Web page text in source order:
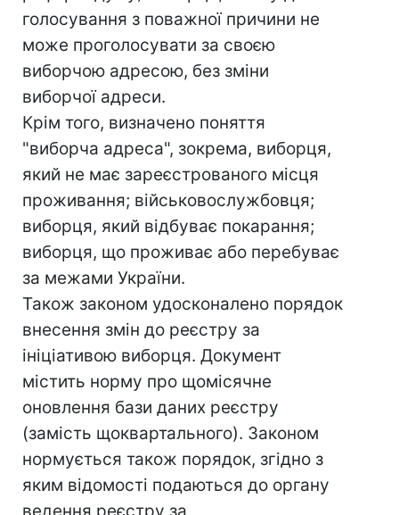
голосування з поважної причини не
може проголосувати за своєю
виборчою адресою, без зміни
виборчої адреси.
Крім того, визначено поняття
"виборча адреса", зокрема, виборця,
який не має зареєстрованого місця
проживання; військовослужбовця;
виборця, який відбуває покарання;
виборця, що проживає або перебуває
за межами України.
Також законом удосконалено порядок
внесення змін до реєстру за
ініціативою виборця. Документ
містить норму про щомісячне
оновлення бази даних реєстру
(замість щоквартального). Законом
нормується також порядок, згідно з
яким відомості подаються до органу